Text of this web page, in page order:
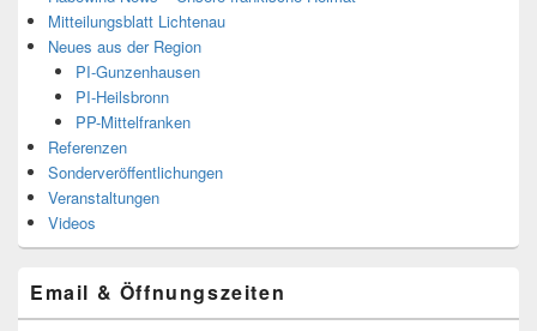
Mitteilungsblatt Lichtenau
Neues aus der Region
PI-Gunzenhausen
PI-Heilsbronn
PP-Mittelfranken
Referenzen
Sonderveröffentlichungen
Veranstaltungen
Videos
Email & Öffnungszeiten